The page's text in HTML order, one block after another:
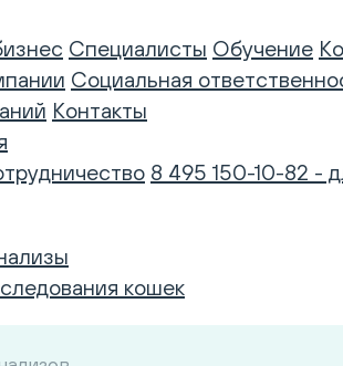
Специалисты Обучение
Социальная
Контакты
8 495 150-10-82 -
кошек